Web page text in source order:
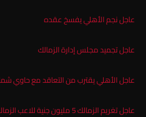
عاجل نجم الأهلي يفسخ عقده
عاجل تجميد مجلس إدارة الزمالك
عاجل الأهلي يقترب من التعاقد مع حاوي
عاجل تغريم الزمالك 5 مليون جنية للاعب الزمالك السابق